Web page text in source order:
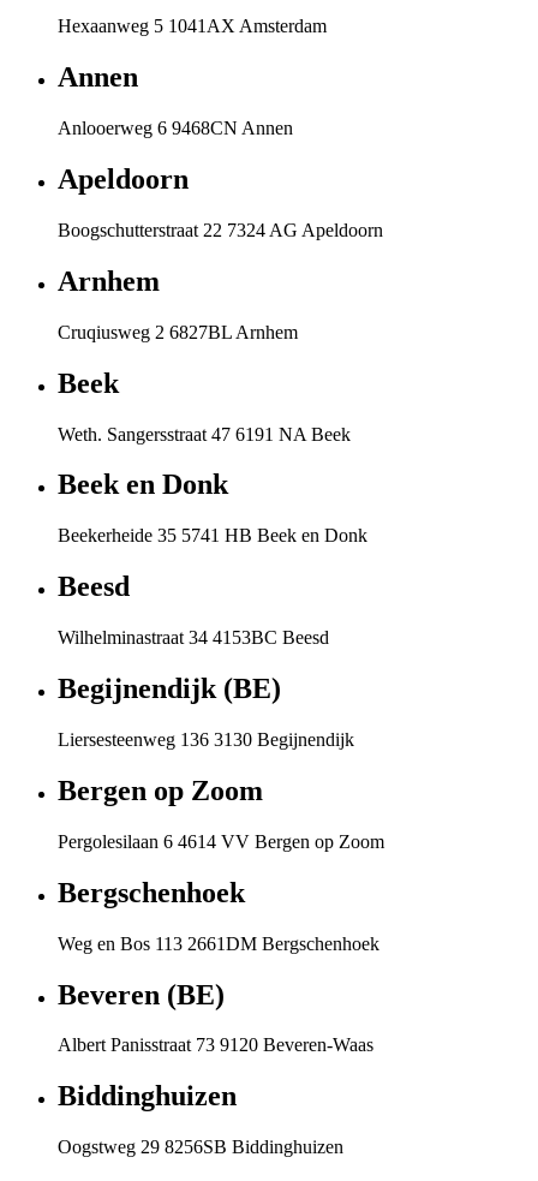
Hexaanweg 5 1041AX Amsterdam
Annen
Anlooerweg 6 9468CN Annen
Apeldoorn
Boogschutterstraat 22 7324 AG Apeldoorn
Arnhem
Cruqiusweg 2 6827BL Arnhem
Beek
Weth. Sangersstraat 47 6191 NA Beek
Beek en Donk
Beekerheide 35 5741 HB Beek en Donk
Beesd
Wilhelminastraat 34 4153BC Beesd
Begijnendijk (BE)
Liersesteenweg 136 3130 Begijnendijk
Bergen op Zoom
Pergolesilaan 6 4614 VV Bergen op Zoom
Bergschenhoek
Weg en Bos 113 2661DM Bergschenhoek
Beveren (BE)
Albert Panisstraat 73 9120 Beveren-Waas
Biddinghuizen
Oogstweg 29 8256SB Biddinghuizen